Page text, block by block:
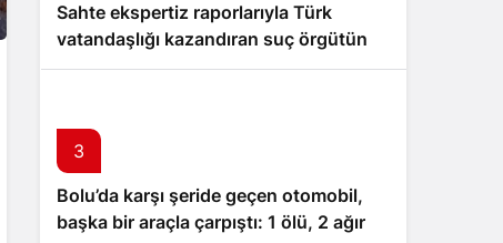
Sahte ekspertiz raporlarıyla Türk
vatandaşlığı kazandıran suç örgütüne
operasyon: 32 tutuklama
3
Bolu’da karşı şeride geçen otomobil,
başka bir araçla çarpıştı: 1 ölü, 2 ağır